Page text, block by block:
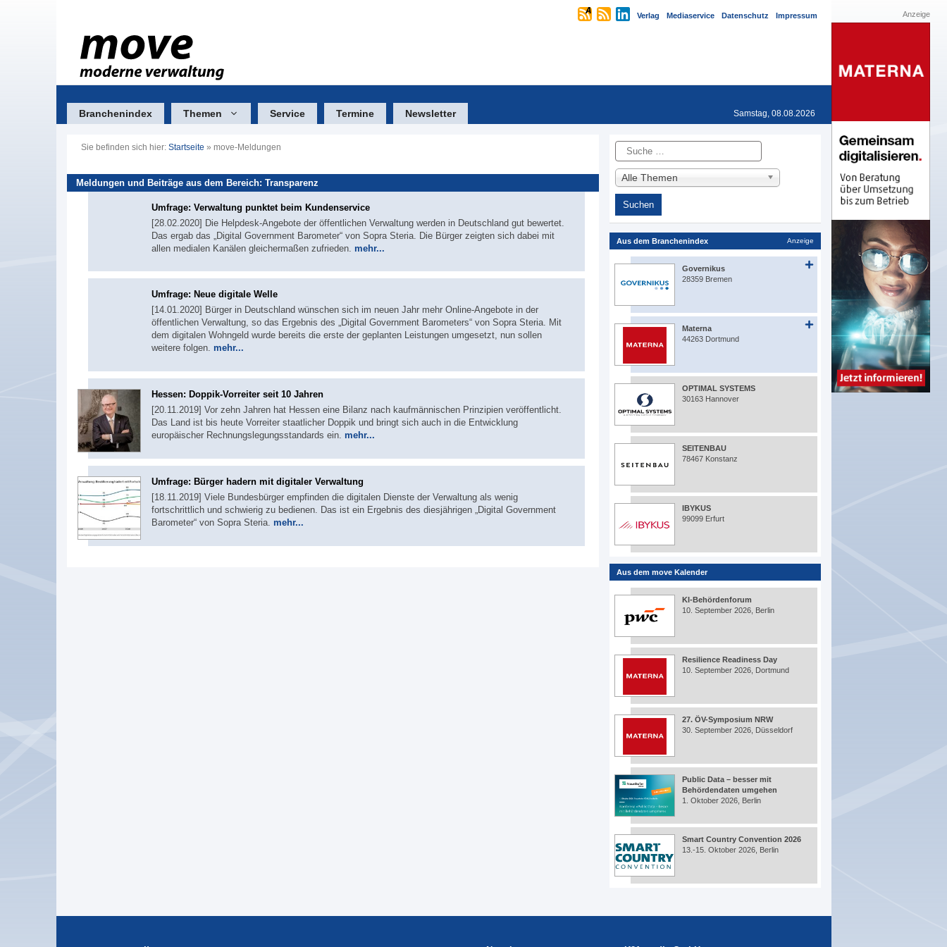
Verlag Mediaservice Datenschutz Impressum
Branchenindex Themen Service Termine Newsletter Samstag, 08.08.2026
Sie befinden sich hier: Startseite » move-Meldungen
Meldungen und Beiträge aus dem Bereich: Transparenz
Umfrage: Verwaltung punktet beim Kundenservice
[28.02.2020] Die Helpdesk-Angebote der öffentlichen Verwaltung werden in Deutschland gut bewertet.
Das ergab das „Digital Government Barometer“ von Sopra Steria. Die Bürger zeigten sich dabei mit
allen medialen Kanälen gleichermaßen zufrieden. mehr...
Umfrage: Neue digitale Welle
[14.01.2020] Bürger in Deutschland wünschen sich im neuen Jahr mehr Online-Angebote in der
öffentlichen Verwaltung, so das Ergebnis des „Digital Government Barometers“ von Sopra Steria. Mit
dem digitalen Wohngeld wurde bereits die erste der geplanten Leistungen umgesetzt, nun sollen
weitere folgen. mehr...
Hessen: Doppik-Vorreiter seit 10 Jahren
[20.11.2019] Vor zehn Jahren hat Hessen eine Bilanz nach kaufmännischen Prinzipien veröffentlicht.
Das Land ist bis heute Vorreiter staatlicher Doppik und bringt sich auch in die Entwicklung
europäischer Rechnungslegungsstandards ein. mehr...
Umfrage: Bürger hadern mit digitaler Verwaltung
[18.11.2019] Viele Bundesbürger empfinden die digitalen Dienste der Verwaltung als wenig
fortschrittlich und schwierig zu bedienen. Das ist ein Ergebnis des diesjährigen „Digital Government
Barometer“ von Sopra Steria. mehr...
Suche
Alle Themen
Aus dem Branchenindex Anzeige
Governikus
28359 Bremen
Materna
44263 Dortmund
OPTIMAL SYSTEMS
30163 Hannover
SEITENBAU
78467 Konstanz
IBYKUS
99099 Erfurt
Aus dem move Kalender
KI-Behördenforum
10. September 2026, Berlin
Resilience Readiness Day
10. September 2026, Dortmund
27. ÖV-Symposium NRW
30. September 2026, Düsseldorf
Public Data – besser mit
Behördendaten umgehen
1. Oktober 2026, Berlin
Smart Country Convention 2026
13.-15. Oktober 2026, Berlin
Anzeige